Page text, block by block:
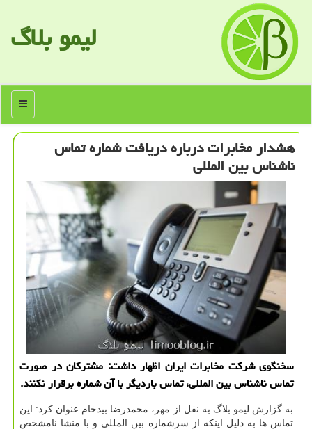
لیمو بلاگ
منو
هشدار مخابرات درباره دریافت شماره تماس
ناشناس بین المللی
سخنگوی شرکت مخابرات ایران اظهار داشت: مشترکان در صورت
تماس ناشناس بین المللی، تماس باردیگر با آن شماره برقرار نکنند.
به گزارش لیمو بلاگ به نقل از مهر، محمدرضا بیدخام عنوان کرد: این
تماس ها به دلیل اینکه از سرشماره بین المللی و با منشا نامشخص